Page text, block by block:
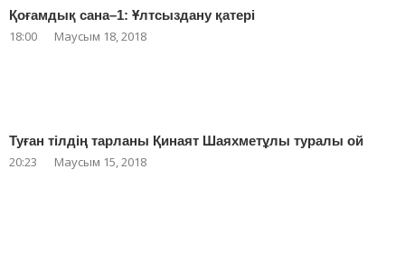
Қоғамдық сана–1: Ұлтсыздану қатері
18:00 Маусым 18, 2018
Туған тілдің тарланы Қинаят Шаяхметұлы туралы ой
20:23 Маусым 15, 2018